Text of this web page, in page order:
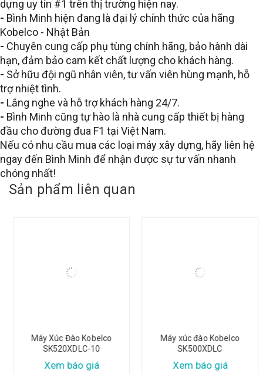
dựng uy tín #1 trên thị trường hiện nay.
- Bình Minh hiện đang là đại lý chính thức của hãng
Kobelco - Nhật Bản
- Chuyên cung cấp phụ tùng chính hãng, bảo hành dài
hạn, đảm bảo cam kết chất lượng cho khách hàng.
- Sở hữu đội ngũ nhân viên, tư vấn viên hùng mạnh, hỗ
trợ nhiệt tình.
- Lắng nghe và hỗ trợ khách hàng 24/7.
- Bình Minh cũng tự hào là nhà cung cấp thiết bị hàng
đầu cho đường đua F1 tại Việt Nam.
Nếu có nhu cầu mua các loại máy xây dựng, hãy liên hệ
ngay đến Bình Minh để nhận được sự tư vấn nhanh
chóng nhất!
Sản phẩm liên quan
Máy Xúc Đào Kobelco
SK520XDLC-10
Xem báo giá
Máy xúc đào Kobelco
SK500XDLC
Xem báo giá